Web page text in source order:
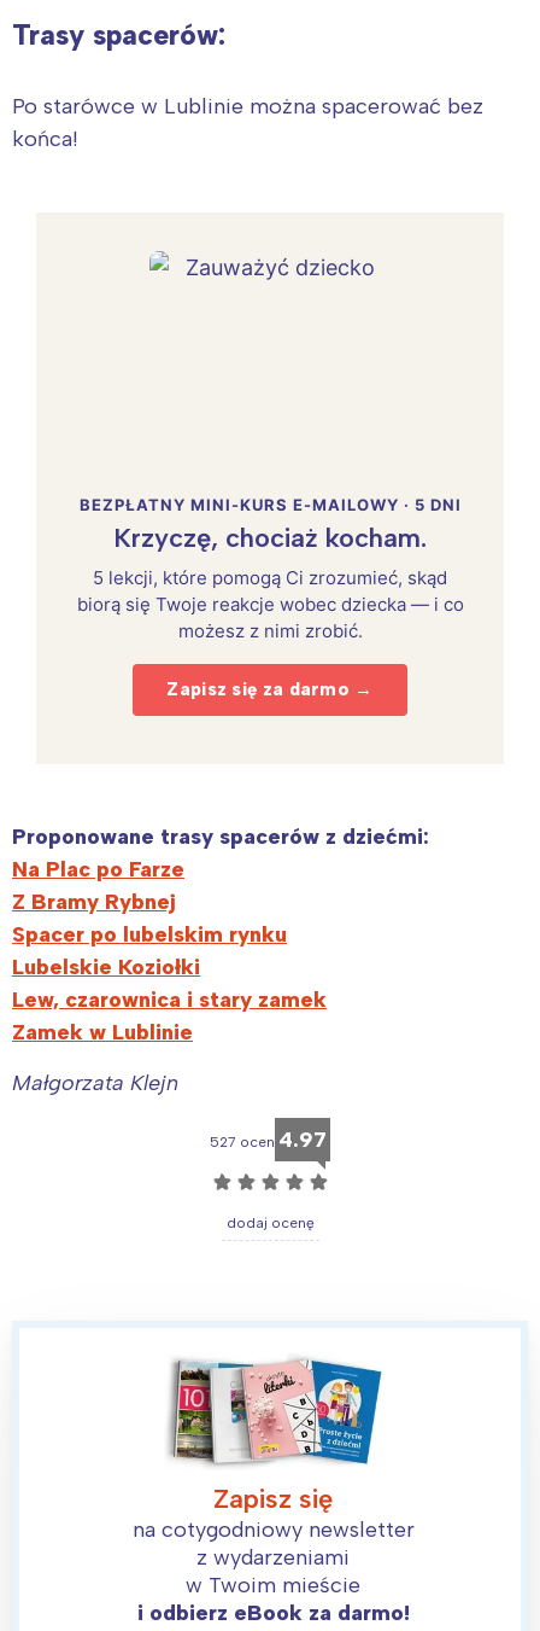
Trasy spacerów:
Po starówce w Lublinie można spacerować bez
końca!
BEZPŁATNY MINI-KURS E-MAILOWY · 5 DNI
Krzyczę, chociaż kocham.
5 lekcji, które pomogą Ci zrozumieć, skąd
biorą się Twoje reakcje wobec dziecka — i co
możesz z nimi zrobić.
Zapisz się za darmo →
Proponowane trasy spacerów z dziećmi:
Na Plac po Farze
Z Bramy Rybnej
Spacer po lubelskim rynku
Lubelskie Koziołki
Lew, czarownica i stary zamek
Zamek w Lublinie
Małgorzata Klejn
527 ocen 4.97
☆ ☆ ☆ ☆ ☆
dodaj ocenę
Zapisz się
na cotygodniowy newsletter
z wydarzeniami
w Twoim mieście
i odbierz eBook za darmo!
Interesują mnie wydarzenia z